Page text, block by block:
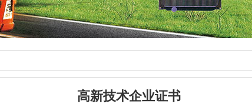
高新技术企业证书